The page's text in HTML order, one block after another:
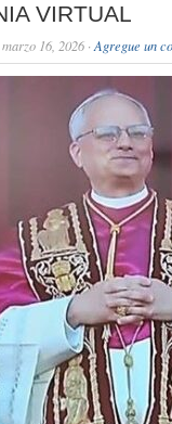
VIRTUAL
16, 2026 · Agregue un